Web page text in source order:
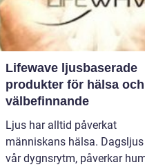
Lifewave ljusbaserade
produkter för hälsa och
välbefinnande
Ljus har alltid påverkat
människans hälsa.
vår dygnsrytm, påverkar